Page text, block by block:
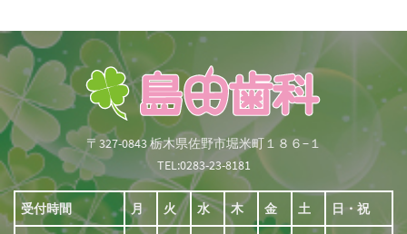
〒327-0843 栃木県佐野市堀米町１８６−１
TEL:0283-23-8181
受付時間 月 火 水 木 金 土 日・祝